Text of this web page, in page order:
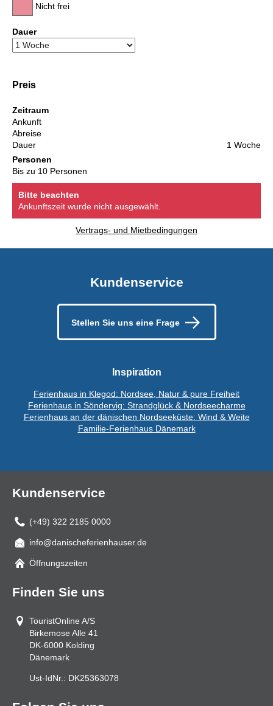
Nicht frei
Dauer
Preis
Zeitraum
Ankunft
Abreise
Dauer
1 Woche
Personen
Bis zu 10 Personen
Bitte beachten
Ankunftszeit wurde nicht ausgewählt.
Vertrags- und Mietbedingungen
Kundenservice
Stellen Sie uns eine Frage
Inspiration
Ferienhaus in Klegod: Nordsee, Natur & pure Freiheit
Ferienhaus in Söndervig: Strandglück & Nordseecharme
Ferienhaus an der dänischen Nordseeküste: Wind & Weite
Familie-Ferienhaus Dänemark
Kundenservice
(+49) 322 2185 0000
Mail
info@danischeferienhauser.de
Öffnungszeiten
Finden Sie uns
TouristOnline A/S
Birkemose Alle 41
DK-6000 Kolding
Dänemark
Ust-IdNr.: DK25363078